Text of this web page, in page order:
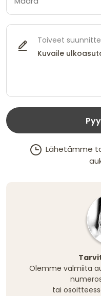
Toiveet
Lähetämme
Olemme valmiita
tai